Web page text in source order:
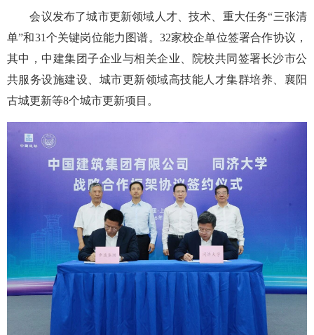
会议发布了城市更新领域人才、技术、重大任务“三张清
单”和31个关键岗位能力图谱。32家校企单位签署合作协议，
其中，中建集团子企业与相关企业、院校共同签署长沙市公
共服务设施建设、城市更新领域高技能人才集群培养、襄阳
古城更新等8个城市更新项目。